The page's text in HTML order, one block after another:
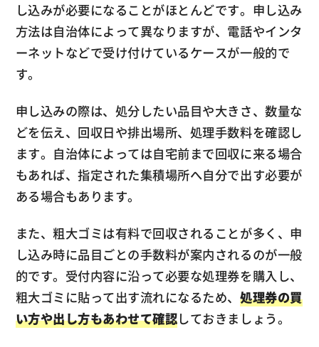
し込みが必要になることがほとんどです。申し込み
方法は自治体によって異なりますが、電話やインタ
ーネットなどで受け付けているケースが一般的で
す。
申し込みの際は、処分したい品目や大きさ、数量な
どを伝え、回収日や排出場所、処理手数料を確認し
ます。自治体によっては自宅前まで回収に来る場合
もあれば、指定された集積場所へ自分で出す必要が
ある場合もあります。
また、粗大ゴミは有料で回収されることが多く、申
し込み時に品目ごとの手数料が案内されるのが一般
的です。受付内容に沿って必要な処理券を購入し、
粗大ゴミに貼って出す流れになるため、 処理券の買
い方や出し方もあわせて確認しておきましょう。